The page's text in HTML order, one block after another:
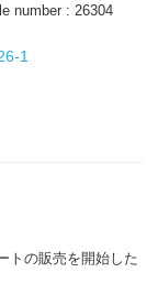
number : 26304
1
トの販売を開始した